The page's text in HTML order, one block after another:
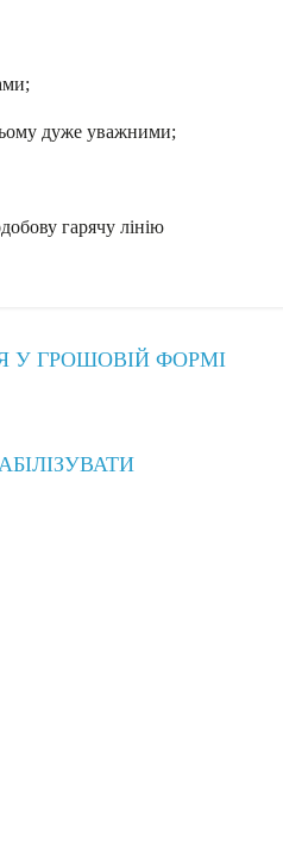
дуже уважними;
гарячу лінію
У ГРОШОВІЙ ФОРМІ